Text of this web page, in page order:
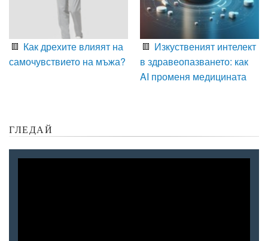
Как дрехите влияят на
самочувствието на мъжа?
Изкуственият интелект
в здравеопазването: как
AI променя медицината
ГЛЕДАЙ